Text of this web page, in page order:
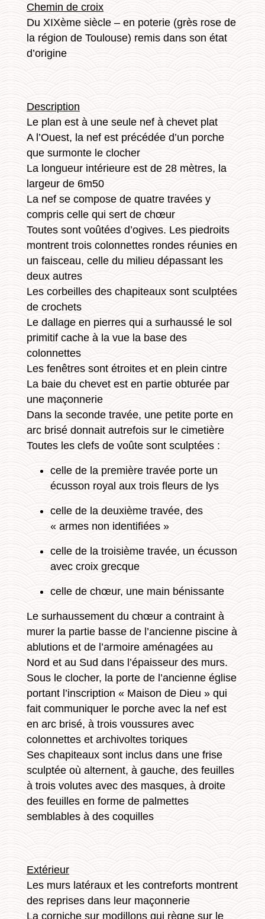
Chemin de croix
Du XIXème siècle – en poterie (grès rose de
la région de Toulouse) remis dans son état
d’origine
Description
Le plan est à une seule nef à chevet plat
A l’Ouest, la nef est précédée d’un porche
que surmonte le clocher
La longueur intérieure est de 28 mètres, la
largeur de 6m50
La nef se compose de quatre travées y
compris celle qui sert de chœur
Toutes sont voûtées d’ogives. Les piedroits
montrent trois colonnettes rondes réunies en
un faisceau, celle du milieu dépassant les
deux autres
Les corbeilles des chapiteaux sont sculptées
de crochets
Le dallage en pierres qui a surhaussé le sol
primitif cache à la vue la base des
colonnettes
Les fenêtres sont étroites et en plein cintre
La baie du chevet est en partie obturée par
une maçonnerie
Dans la seconde travée, une petite porte en
arc brisé donnait autrefois sur le cimetière
Toutes les clefs de voûte sont sculptées :
celle de la première travée porte un
écusson royal aux trois fleurs de lys
celle de la deuxième travée, des
« armes non identifiées »
celle de la troisième travée, un écusson
avec croix grecque
celle de chœur, une main bénissante
Le surhaussement du chœur a contraint à
murer la partie basse de l’ancienne piscine à
ablutions et de l’armoire aménagées au
Nord et au Sud dans l’épaisseur des murs.
Sous le clocher, la porte de l’ancienne église
portant l’inscription « Maison de Dieu » qui
fait communiquer le porche avec la nef est
en arc brisé, à trois voussures avec
colonnettes et archivoltes toriques
Ses chapiteaux sont inclus dans une frise
sculptée où alternent, à gauche, des feuilles
à trois volutes avec des masques, à droite
des feuilles en forme de palmettes
semblables à des coquilles
Extérieur
Les murs latéraux et les contreforts montrent
des reprises dans leur maçonnerie
La corniche sur modillons qui règne sur le